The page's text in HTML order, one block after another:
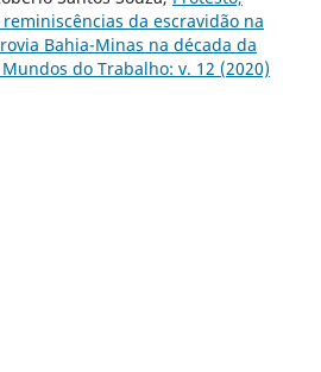
da escravidão na
Bahia-Minas na década da
Mundos do Trabalho: v. 12 (2020)